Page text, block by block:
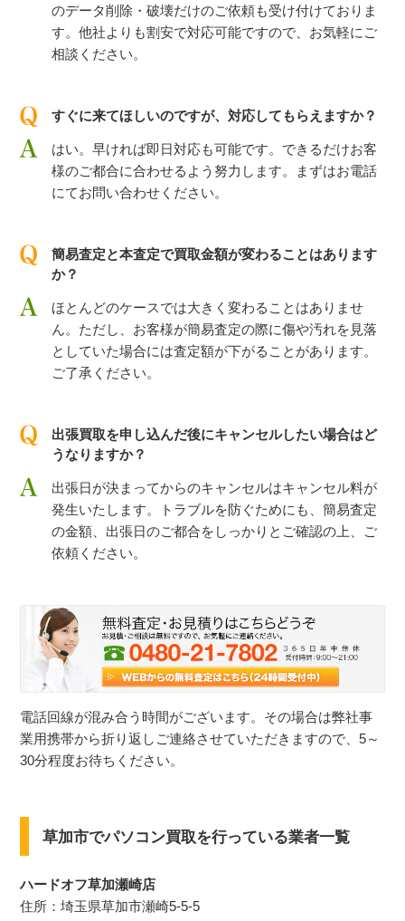
のデータ削除・破壊だけのご依頼も受け付けておりま
す。他社よりも割安で対応可能ですので、お気軽にご
相談ください。
すぐに来てほしいのですが、対応してもらえますか？
はい。早ければ即日対応も可能です。できるだけお客
様のご都合に合わせるよう努力します。まずはお電話
にてお問い合わせください。
簡易査定と本査定で買取金額が変わることはあります
か？
ほとんどのケースでは大きく変わることはありませ
ん。ただし、お客様が簡易査定の際に傷や汚れを見落
としていた場合には査定額が下がることがあります。
ご了承ください。
出張買取を申し込んだ後にキャンセルしたい場合はど
うなりますか？
出張日が決まってからのキャンセルはキャンセル料が
発生いたします。トラブルを防ぐためにも、簡易査定
の金額、出張日のご都合をしっかりとご確認の上、ご
依頼ください。
電話回線が混み合う時間がございます。その場合は弊社事
業用携帯から折り返しご連絡させていただきますので、5～
30分程度お待ちください。
草加市でパソコン買取を行っている業者一覧
ハードオフ草加瀬崎店
住所：埼玉県草加市瀬崎5-5-5